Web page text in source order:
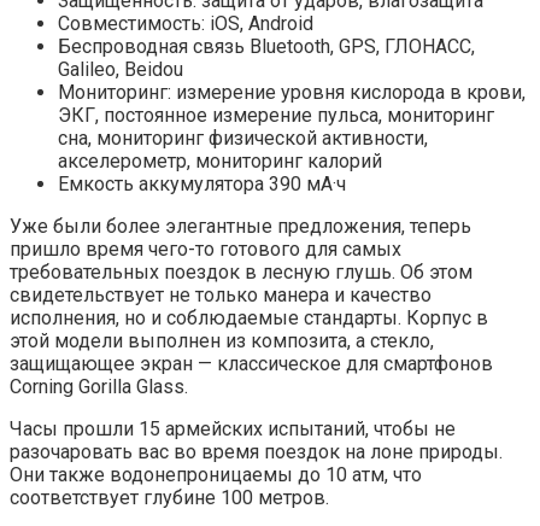
Совместимость: iOS, Android
Беспроводная связь Bluetooth, GPS, ГЛОНАСC,
Galileo, Beidou
Мониторинг: измерение уровня кислорода в крови,
ЭКГ, постоянное измерение пульса, мониторинг
сна, мониторинг физической активности,
акселерометр, мониторинг калорий
Емкость аккумулятора 390 мА·ч
Уже были более элегантные предложения, теперь
пришло время чего-то готового для самых
требовательных поездок в лесную глушь. Об этом
свидетельствует не только манера и качество
исполнения, но и соблюдаемые стандарты. Корпус в
этой модели выполнен из композита, а стекло,
защищающее экран — классическое для смартфонов
Corning Gorilla Glass.
Часы прошли 15 армейских испытаний, чтобы не
разочаровать вас во время поездок на лоне природы.
Они также водонепроницаемы до 10 атм, что
соответствует глубине 100 метров.